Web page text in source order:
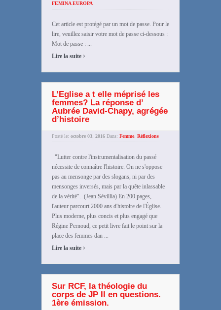
FEMINA EUROPA
Cet article est protégé par un mot de passe. Pour le
lire, veuillez saisir votre mot de passe ci-dessous :
Mot de passe : ...
Lire la suite ›
L’Eglise a t elle méprisé les
femmes? La réponse d’
Aubrée David-Chapy, agrégée
d’histoire
Posté le: octobre 03, 2016 Dans: Femme, Réflexions
"Lutter contre l'instrumentalisation du passé
nécessite de connaître l'histoire. On ne s'oppose
pas au mensonge par des slogans, ni par des
mensonges inversés, mais par la quête inlassable
de la vérité". (Jean Sévillia) En 200 pages,
l'auteur parcourt 2000 ans d'histoire de l'Église.
Plus moderne, plus concis et plus engagé que
Régine Pernoud, ce petit livre fait le point sur la
place des femmes dan ...
Lire la suite ›
Sur RCF, la théologie du
corps de JP II en questions.
1ère émission.